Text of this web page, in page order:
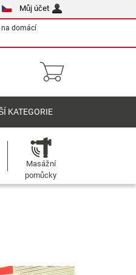
Můj účet
domácí
KATEGORIE
Masážní
pomůcky